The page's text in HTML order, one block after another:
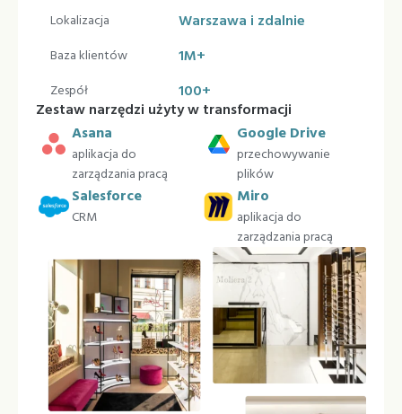
Lokalizacja Warszawa i zdalnie
Baza klientów 1M+
Zespół
100+
Zestaw narzędzi użyty w transformacji
Asana
aplikacja do
zarządzania pracą
Salesforce
CRM
Google Drive
przechowywanie
plików
Miro
aplikacja do
zarządzania pracą